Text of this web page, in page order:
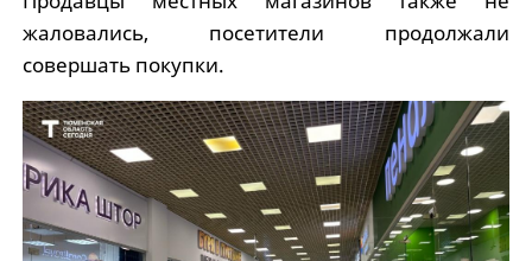
жаловались, посетители продолжали
совершать покупки.